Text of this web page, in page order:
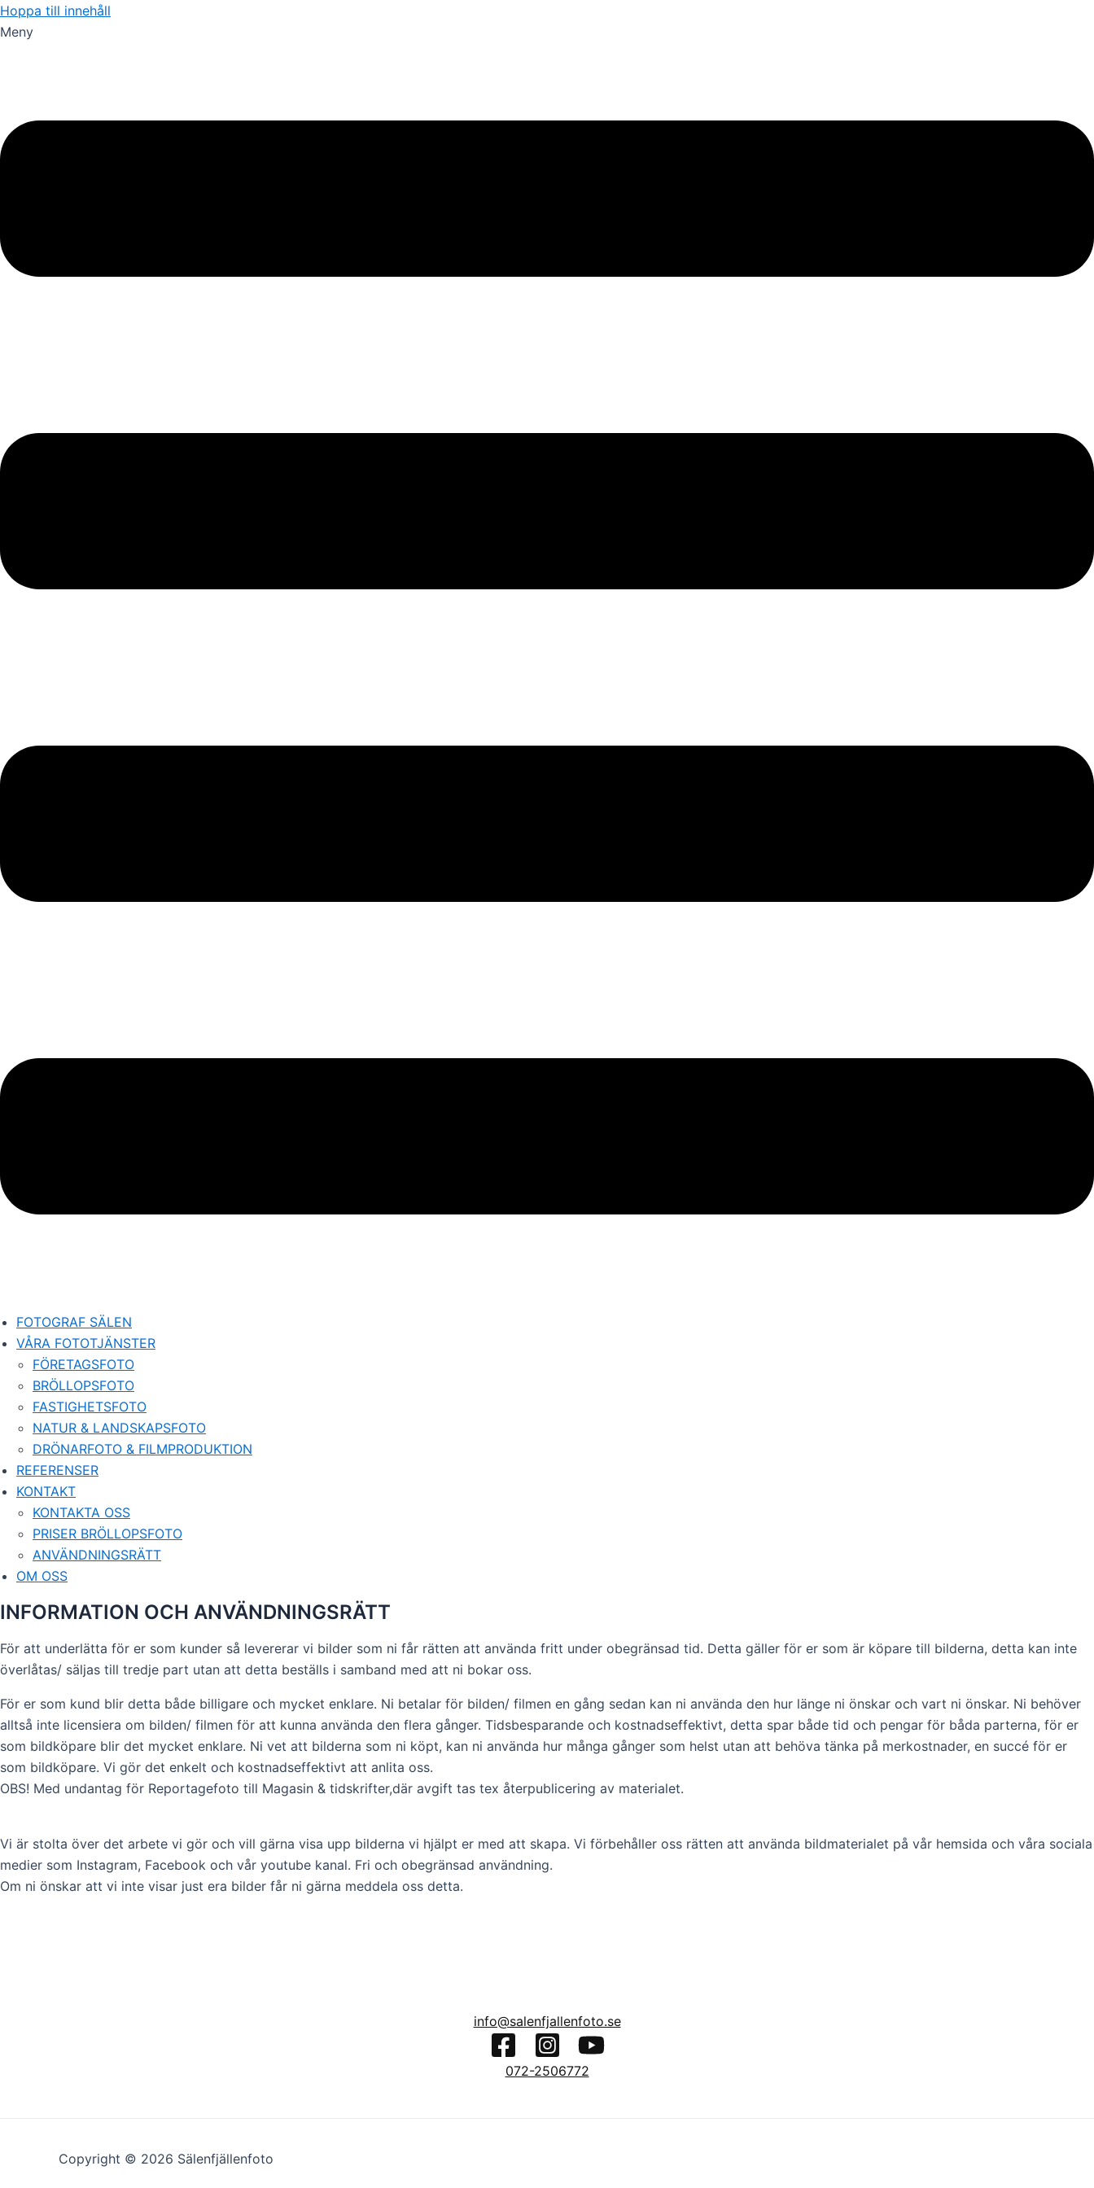
Hoppa till innehåll
Meny
FOTOGRAF SÄLEN
VÅRA FOTOTJÄNSTER
FÖRETAGSFOTO
BRÖLLOPSFOTO
FASTIGHETSFOTO
NATUR & LANDSKAPSFOTO
DRÖNARFOTO & FILMPRODUKTION
REFERENSER
KONTAKT
KONTAKTA OSS
PRISER BRÖLLOPSFOTO
ANVÄNDNINGSRÄTT
OM OSS
INFORMATION OCH ANVÄNDNINGSRÄTT
För att underlätta för er som kunder så levererar vi bilder som ni får rätten att använda fritt under obegränsad tid. Detta gäller för er som är köpare till bilderna, detta kan inte
överlåtas/ säljas till tredje part utan att detta beställs i samband med att ni bokar oss.
För er som kund blir detta både billigare och mycket enklare. Ni betalar för bilden/ filmen en gång sedan kan ni använda den hur länge ni önskar och vart ni önskar. Ni behöver
alltså inte licensiera om bilden/ filmen för att kunna använda den flera gånger. Tidsbesparande och kostnadseffektivt, detta spar både tid och pengar för båda parterna, för er
som bildköpare blir det mycket enklare. Ni vet att bilderna som ni köpt, kan ni använda hur många gånger som helst utan att behöva tänka på merkostnader, en succé för er
som bildköpare. Vi gör det enkelt och kostnadseffektivt att anlita oss.
OBS! Med undantag för Reportagefoto till Magasin & tidskrifter,där avgift tas tex återpublicering av materialet.
Vi är stolta över det arbete vi gör och vill gärna visa upp bilderna vi hjälpt er med att skapa. Vi förbehåller oss rätten att använda bildmaterialet på vår hemsida och våra sociala
medier som Instagram, Facebook och vår youtube kanal. Fri och obegränsad användning.
Om ni önskar att vi inte visar just era bilder får ni gärna meddela oss detta.
info@salenfjallenfoto.se
072-2506772
Copyright © 2026 Sälenfjällenfoto